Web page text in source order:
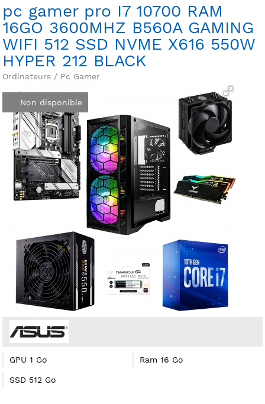
pc gamer pro I7 10700 RAM
16GO 3600MHZ B560A GAMING
WIFI 512 SSD NVME X616 550W
HYPER 212 BLACK
Ordinateurs / Pc Gamer
Non disponible
GPU 1 Go Ram 16 Go
SSD 512 Go